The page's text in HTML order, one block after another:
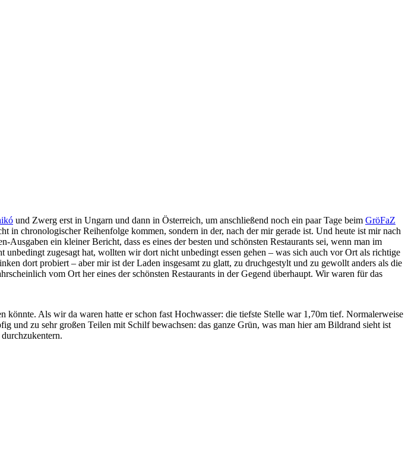
und Zwerg erst in Ungarn und dann in Österreich, um anschließend noch ein paar Tage beim GröFaZ
chronologischer Reihenfolge kommen, sondern in der, nach der mir gerade ist. Und heute ist mir nach
ein kleiner Bericht, dass es eines der besten und schönsten Restaurants sei, wenn man im
zugesagt hat, wollten wir dort nicht unbedingt essen gehen – was sich auch vor Ort als richtige
dort probiert – aber mir ist der Laden insgesamt zu glatt, zu druchgestylt und zu gewollt anders als die
vom Ort her eines der schönsten Restaurants in der Gegend überhaupt. Wir waren für das
Als wir da waren hatte er schon fast Hochwasser: die tiefste Stelle war 1,70m tief. Normalerweise
und zu sehr großen Teilen mit Schilf bewachsen: das ganze Grün, was man hier am Bildrand sieht ist